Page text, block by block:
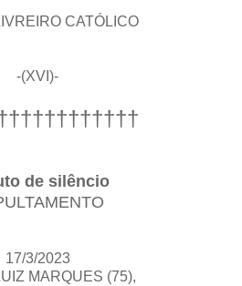
CATÓLICO
-(XVI)-
de silêncio
17/3/2023
MARQUES (75),